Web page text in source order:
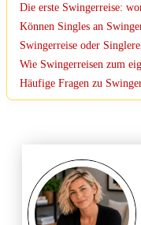
Die erste Swingerreise:
Können Singles an
Swingerreise oder
Wie Swingerreisen zum
Häufige Fragen zu